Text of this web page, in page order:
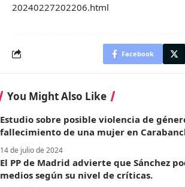
20240227202206.html
Facebook
You Might Also Like
Estudio sobre posible violencia de
fallecimiento de una mujer en
14 de julio de 2024
El PP de Madrid advierte que Sánchez
medios según su nivel de críticas.